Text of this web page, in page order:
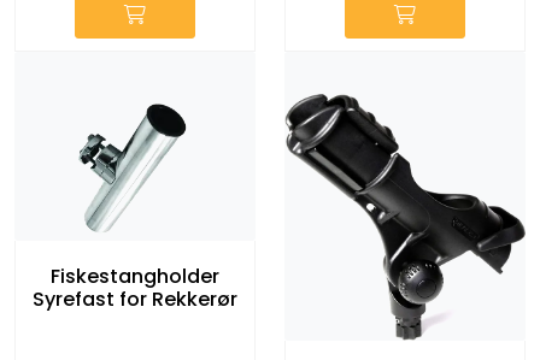
Fiskestangholder
Syrefast for Rekkerør